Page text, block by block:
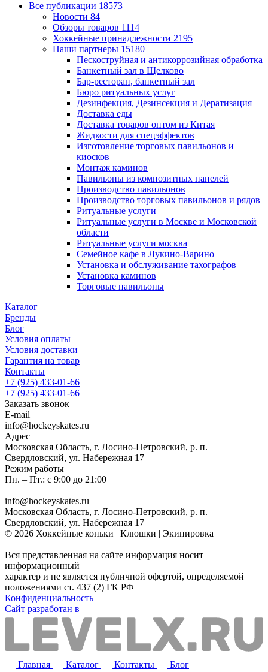
Все публикации 18573
Новости 84
Обзоры товаров 1114
Хоккейные принадлежности 2195
Наши партнеры 15180
Пескоструйная и антикоррозийная обработка
Банкетный зал в Щелково
Бар-ресторан, банкетный зал
Бюро ритуальных услуг
Дезинфекция, Дезинсекция и Дератизация
Доставка еды
Доставка товаров оптом из Китая
Жидкости для спецэффектов
Изготовление торговых павильонов и
киосков
Монтаж каминов
Павильоны из композитных панелей
Производство павильонов
Производство торговых павильонов и рядов
Ритуальные услуги
Ритуальные услуги в Москве и Московской
области
Ритуальные услуги москва
Семейное кафе в Лукино-Варино
Установка и обслуживание тахографов
Установка каминов
Торговые павильоны
Каталог
Бренды
Блог
Условия оплаты
Условия доставки
Гарантия на товар
Контакты
+7 (925) 433-01-66
+7 (925) 433-01-66
Заказать звонок
E-mail
info@hockeyskates.ru
Адрес
Московская Область, г. Лосино-Петровский, р. п.
Свердловский, ул. Набережная 17
Режим работы
Пн. – Пт.: с 9:00 до 21:00
info@hockeyskates.ru
Московская Область, г. Лосино-Петровский, р. п.
Свердловский, ул. Набережная 17
© 2026 Хоккейные коньки | Клюшки | Экипировка
Вся представленная на сайте информация носит
информационный
характер и не является публичной офертой, определяемой
положениями ст. 437 (2) ГК РФ
Конфиденциальность
Сайт разработан в
Главная Каталог Контакты Блог